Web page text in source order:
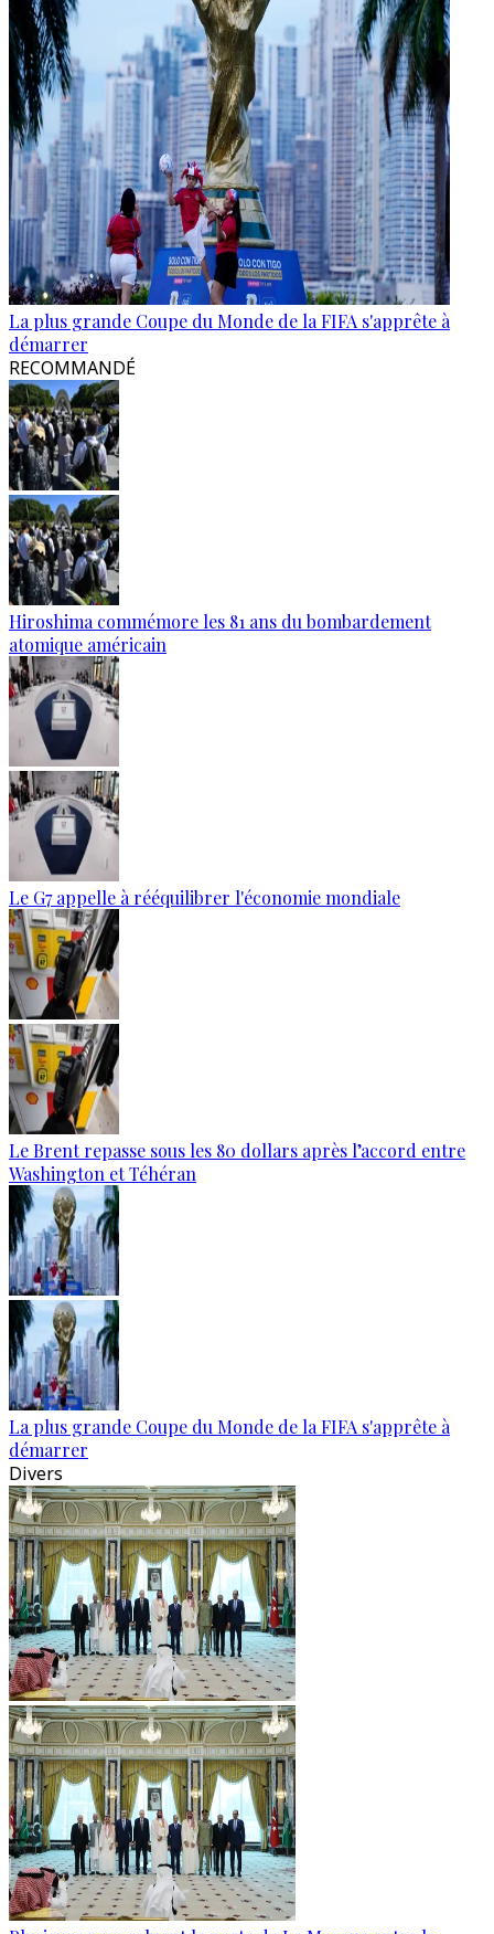
La plus grande Coupe du Monde de la FIFA s'apprête à
démarrer
RECOMMANDÉ
Hiroshima commémore les 81 ans du bombardement
atomique américain
Le G7 appelle à rééquilibrer l'économie mondiale
Le Brent repasse sous les 80 dollars après l’accord entre
Washington et Téhéran
La plus grande Coupe du Monde de la FIFA s'apprête à
démarrer
Divers